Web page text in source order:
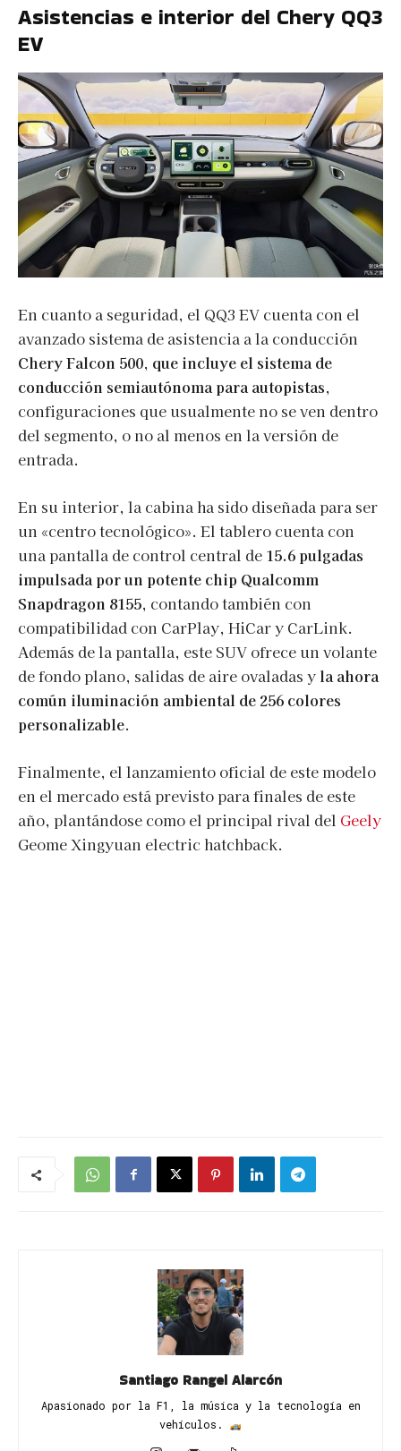
Asistencias e interior del Chery QQ3
EV
En cuanto a seguridad, el QQ3 EV cuenta con el
avanzado sistema de asistencia a la conducción
Chery Falcon 500, que incluye el sistema de
conducción semiautónoma para autopistas,
configuraciones que usualmente no se ven dentro
del segmento, o no al menos en la versión de
entrada.
En su interior, la cabina ha sido diseñada para ser
un «centro tecnológico». El tablero cuenta con
una pantalla de control central de 15.6 pulgadas
impulsada por un potente chip Qualcomm
Snapdragon 8155, contando también con
compatibilidad con CarPlay, HiCar y CarLink.
Además de la pantalla, este SUV ofrece un volante
de fondo plano, salidas de aire ovaladas y la ahora
común iluminación ambiental de 256 colores
personalizable.
Finalmente, el lanzamiento oficial de este modelo
en el mercado está previsto para finales de este
año, plantándose como el principal rival del Geely
Geome Xingyuan electric hatchback.
Santiago Rangel Alarcón
Apasionado por la F1, la música y la tecnología en
vehículos. ​